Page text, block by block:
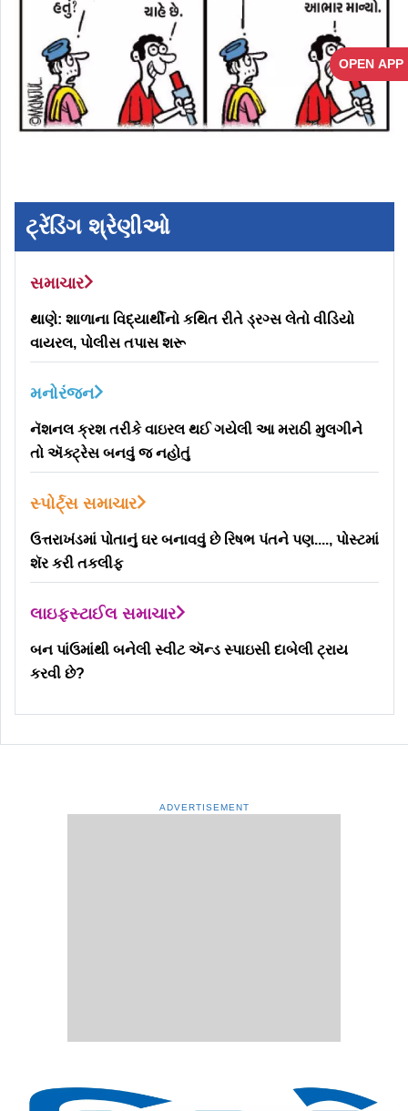
OPEN APP
ટ્રેંડિંગ શ્રેણીઓ
સમાચાર
થાણે: શાળાના વિદ્યાર્થીનો કથિત રીતે ડ્રગ્સ લેતો વીડિયો
વાયરલ, પોલીસ તપાસ શરૂ
મનોરંજન
નૅશનલ ક્રશ તરીકે વાઇરલ થઈ ગયેલી આ મરાઠી મુલગીને
તો ઍક્ટ્રેસ બનવું જ નહોતું
સ્પોર્ટ્સ સમાચાર
ઉત્તરાખંડમાં પોતાનું ઘર બનાવવું છે રિષભ પંતને પણ...., પોસ્ટમાં
શૅર કરી તકલીફ
લાઇફસ્ટાઈલ સમાચાર
બન પાંઉમાંથી બનેલી સ્વીટ ઍન્ડ સ્પાઇસી દાબેલી ટ્રાય
કરવી છે?
ADVERTISEMENT